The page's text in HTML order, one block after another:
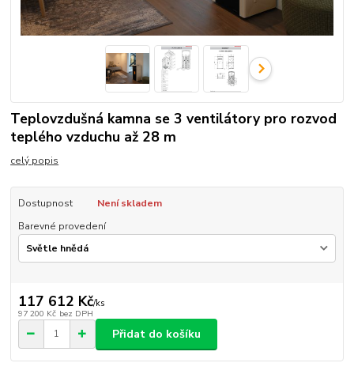
Teplovzdušná kamna se 3 ventilátory pro rozvod
teplého vzduchu až 28 m
celý popis
Dostupnost
Není skladem
Barevné provedení
117 612 Kč/ks
97 200 Kč bez DPH
Přidat do košíku